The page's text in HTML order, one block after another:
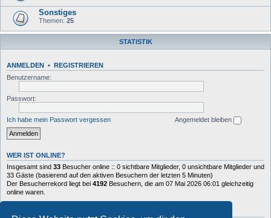
Sonstiges
Themen: 25
STATISTIK
ANMELDEN • REGISTRIEREN
Benutzername:
Passwort:
Ich habe mein Passwort vergessen Angemeldet bleiben
WER IST ONLINE?
Insgesamt sind 33 Besucher online :: 0 sichtbare Mitglieder, 0 unsichtbare Mitglieder und
33 Gäste (basierend auf den aktiven Besuchern der letzten 5 Minuten)
Der Besucherrekord liegt bei 4192 Besuchern, die am 07 Mai 2026 06:01 gleichzeitig
online waren.